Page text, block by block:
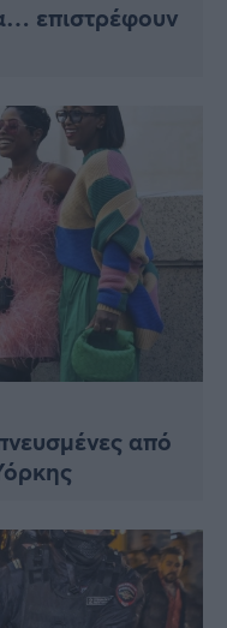
επιστρέφουν
από